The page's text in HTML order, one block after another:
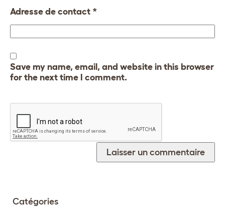
Adresse de contact *
Save my name, email, and website in this browser
for the next time I comment.
Catégories